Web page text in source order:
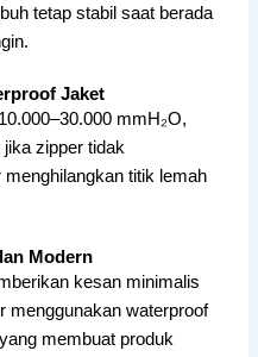
tetap stabil saat berada
Jaket
mmH₂O,
zipper tidak
titik lemah
Modern
kesan minimalis
menggunakan waterproof
membuat produk